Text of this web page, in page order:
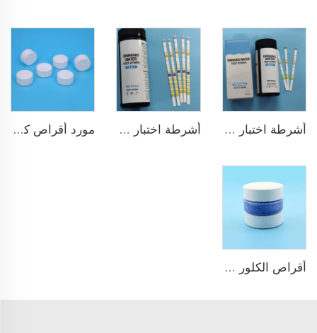
أشرطة اختبار ماء الشرب 9 في 1 أشرطة اختبار سريع ودقيق للمسبح 15 في 1 لماء الشرب مورد أقراص كلور TCCA بالجملة مطهر مسبح السباحة
أقراص الكلور TCCA للبассين